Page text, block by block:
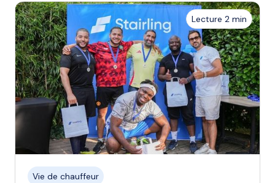
Lecture 2 min
Vie de chauffeur